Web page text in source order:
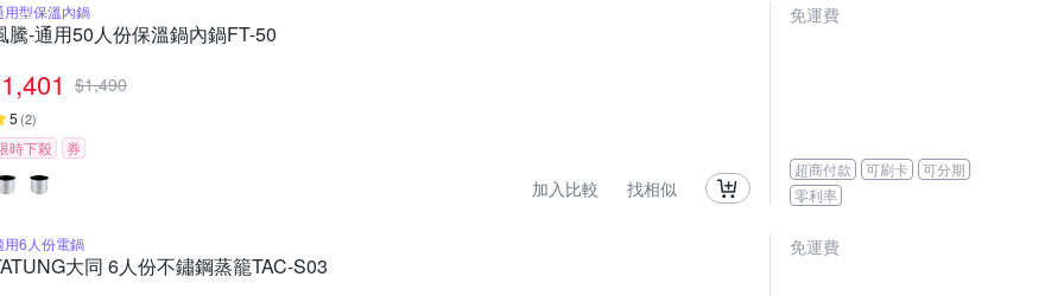
用型保溫內鍋
騰-通用50人份保溫鍋內鍋FT-50
1,401 $1,490
5 (2)
時下殺 券
加入比較 找相似
免運費
超商付款 可刷卡
可分期
零利率
用6人份電鍋
大同 6人份不鏽鋼蒸籠TAC-S03
免運費